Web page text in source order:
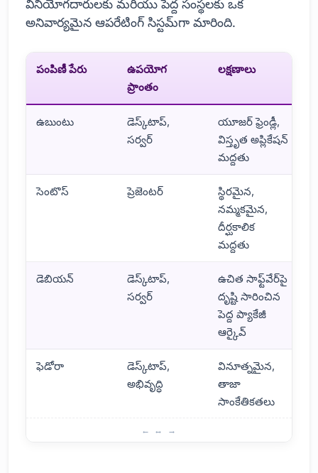
వినియోగదారులకు మరియు పెద్ద సంస్థలకు ఒక
అనివార్యమైన ఆపరేటింగ్ సిస్టమ్‌గా మారింది.
పంపిణీ పేరు
ఉపయోగ
ప్రాంతం
లక్షణాలు
ఉబుంటు
డెస్క్‌టాప్,
సర్వర్
యూజర్ ఫ్రెండ్లీ,
విస్తృత అప్లికేషన్
మద్దతు
సెంటొస్ ప్రెజెంటర్
స్థిరమైన,
నమ్మకమైన,
దీర్ఘకాలిక
మద్దతు
డెబియన్
డెస్క్‌టాప్,
సర్వర్
ఉచిత సాఫ్ట్‌వేర్‌పై
దృష్టి సారించిన
పెద్ద ప్యాకేజీ
ఆర్కైవ్
ఫెడోరా
డెస్క్‌టాప్,
అభివృద్ధి
వినూత్నమైన,
తాజా
సాంకేతికతలు